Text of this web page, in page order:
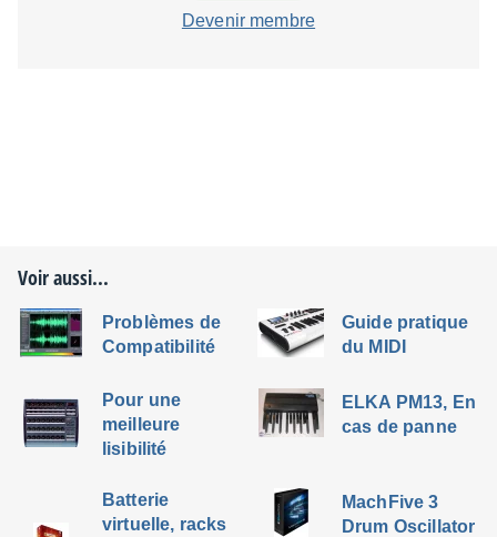
Devenir membre
Voir aussi...
Problèmes de
Compatibilité
Guide pratique
du MIDI
Pour une
meilleure
lisibilité
ELKA PM13, En
cas de panne
Batterie
virtuelle, racks
MachFive 3
Drum Oscillator